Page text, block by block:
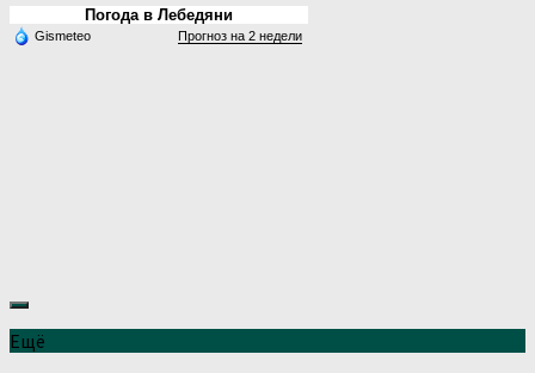
Погода в Лебедяни
Gismeteo Прогноз на 2 недели
Ещё